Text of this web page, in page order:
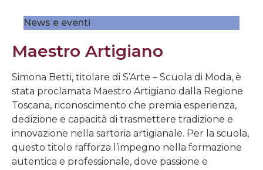
News e eventi
Maestro Artigiano
Simona Betti, titolare di S’Arte – Scuola di Moda, è
stata proclamata Maestro Artigiano dalla Regione
Toscana, riconoscimento che premia esperienza,
dedizione e capacità di trasmettere tradizione e
innovazione nella sartoria artigianale. Per la scuola,
questo titolo rafforza l’impegno nella formazione
autentica e professionale, dove passione e